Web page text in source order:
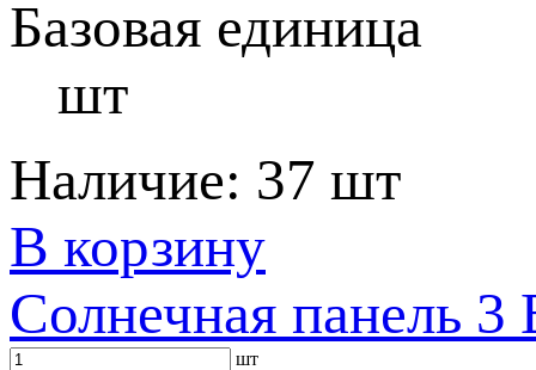
Базовая единица
шт
Наличие: 37 шт
В корзину
Солнечная панель
шт